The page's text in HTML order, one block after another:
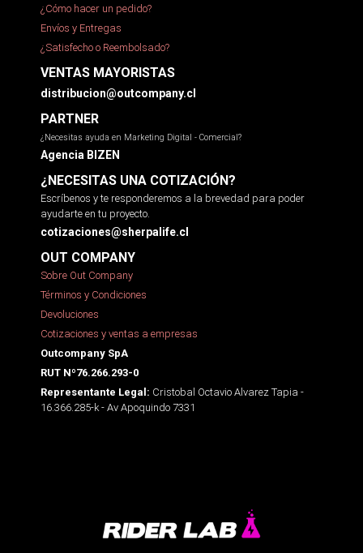
¿Cómo hacer un pedido?
Envíos y Entregas
¿Satisfecho o Reembolsado?
VENTAS MAYORISTAS
distribucion@outcompany.cl
PARTNER
¿Necesitas ayuda en Marketing Digital - Comercial?
Agencia BIZEN
¿NECESITAS UNA COTIZACIÓN?
Escríbenos y te responderemos a la brevedad para poder
ayudarte en tu proyecto.
cotizaciones@sherpalife.cl
OUT COMPANY
Sobre Out Company
Términos y Condiciones
Devoluciones
Cotizaciones y ventas a empresas
Outcompany SpA
RUT Nº76.266.293-0
Representante Legal: Cristobal Octavio Alvarez Tapia -
16.366.285-k - Av Apoquindo 7331